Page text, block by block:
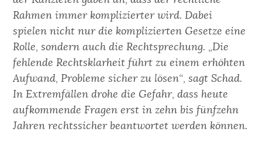
Rahmen immer komplizierter wird. Dabei
spielen nicht nur die komplizierten Gesetze eine
Rolle, sondern auch die Rechtsprechung. „Die
fehlende Rechtsklarheit führt zu einem erhöhten
Aufwand, Probleme sicher zu lösen“, sagt Schad.
In Extremfällen drohe die Gefahr, dass heute
aufkommende Fragen erst in zehn bis fünfzehn
Jahren rechtssicher beantwortet werden können.